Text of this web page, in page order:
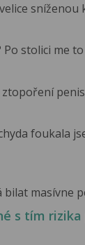
sníženou
stolici me to
foukala
masívne
s tím rizika